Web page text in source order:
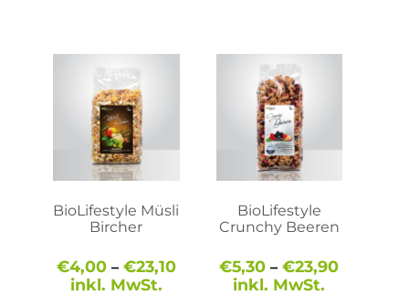
BioLifestyle Müsli
Bircher
€4,00 – €23,10Preisspanne:
inkl. MwSt.
Produkt
mehrere
Varianten
Optionen
auf
gewählt
werden
BioLifestyle
Crunchy Beeren
€5,30 –€23,90
inkl. MwSt.
Produkt
mehrere
Varianten
Optionen
der
gewählt
werden